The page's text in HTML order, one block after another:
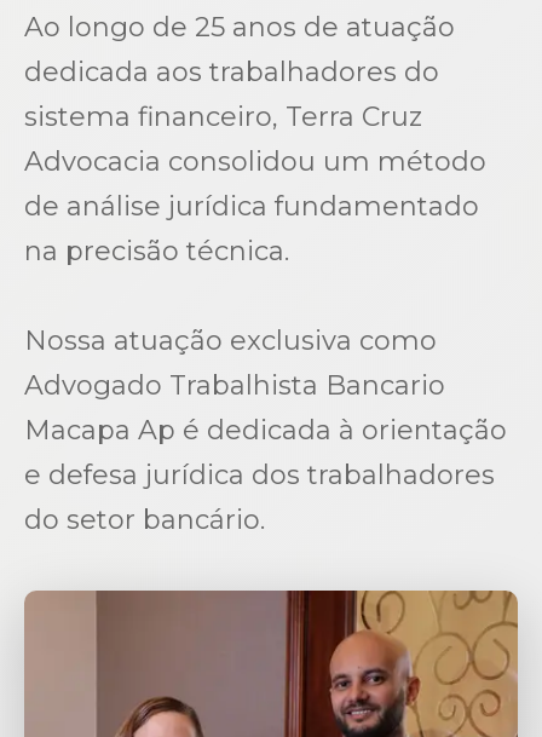
Ao longo de 25 anos de atuação
dedicada aos trabalhadores do
sistema financeiro, Terra Cruz
Advocacia consolidou um método
de análise jurídica fundamentado
na precisão técnica.
Nossa atuação exclusiva como
Advogado Trabalhista Bancario
Macapa Ap é dedicada à orientação
e defesa jurídica dos trabalhadores
do setor bancário.